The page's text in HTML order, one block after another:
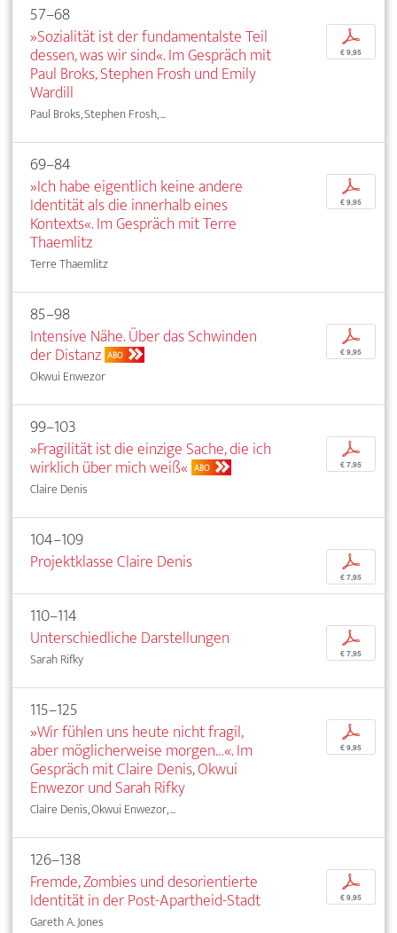
57–68
»Sozialität ist der fundamentalste Teil
dessen, was wir sind«. Im Gespräch mit
Paul Broks, Stephen Frosh und Emily
Wardill
Paul Broks, Stephen Frosh, ...
p
€ 9,95
69–84
»Ich habe eigentlich keine andere
Identität als die innerhalb eines
Kontexts«. Im Gespräch mit Terre
Thaemlitz
Terre Thaemlitz
p
€ 9,95
85–98
Intensive Nähe. Über das Schwinden
der Distanz ABO
Okwui Enwezor
p
€ 9,95
99–103
»Fragilität ist die einzige Sache, die ich
wirklich über mich weiß« ABO
Claire Denis
p
€ 7,95
104–109
Projektklasse Claire Denis
p
€ 7,95
110–114
Unterschiedliche Darstellungen
Sarah Rifky
p
€ 7,95
115–125
»Wir fühlen uns heute nicht fragil,
aber möglicherweise morgen…«. Im
Gespräch mit Claire Denis, Okwui
Enwezor und Sarah Rifky
Claire Denis, Okwui Enwezor, ...
p
€ 9,95
126–138
Fremde, Zombies und desorientierte
Identität in der Post-Apartheid-Stadt
Gareth A. Jones
p
€ 9,95